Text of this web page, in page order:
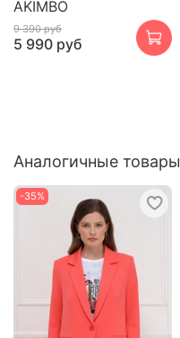
AKIMBO
9 390 руб
5 990 руб
Аналогичные товары
-35%